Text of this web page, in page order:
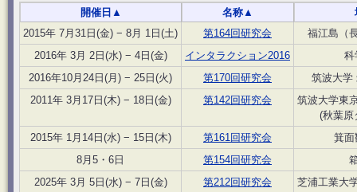
開催日 ▲ 名称 ▲
2015年 7月31日(金) − 8月 1日(土)
第164回研究会
福江島（
2016年 3月 2日(水) − 4日(金)
インタラクション2016
科
2016年10月24日(月) − 25日(火)
第170回研究会
筑波大学
2011年 3月17日(木) − 18日(金)
第142回研究会
筑波大学東
(秋葉原
2015年 1月14日(水) − 15日(木)
第161回研究会
箕面
8月5・6日
第154回研究会
2025年 3月 5日(水) − 7日(金)
第212回研究会 芝浦工業大